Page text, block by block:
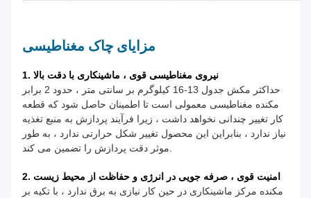
مزایای چاک مغناطیسی
1. نیروی مغناطیسی قوی ، ماشینکاری با دقت بالا
حداکثر مکش جدول 13-16 کیلوگرم بر سانتی متر ، حدود 2 برابر
مکنده مغناطیسی معمولی است تا اطمینان حاصل شود که قطعه
کار تغییر چندانی نخواهد داشت ، زیرا فرآیند پردازش به منبع تغذیه
نیاز ندارد ، بنابراین این محصول تغییر شکل حرارتی ندارد ، به طور
2. امنیت قوی ، صرفه جویی در انرژی و حفاظت از محیط زیست
مکنده مرکز ماشینکاری در حین کار نیازی به برق ندارد ، با تکیه بر